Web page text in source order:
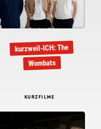
kurzweil-ICH: The
Wombats
KURZFILME